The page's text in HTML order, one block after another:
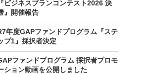
『ビジネスプランコンテスト2026 決
』開催報告
年度GAPファンドプログラム『ステ
プ1』採択者決定
ファンドプログラム 採択者プロモ
ション動画を公開しました